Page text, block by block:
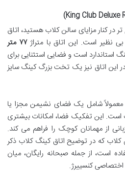
در کنار مزایای سالن کلاب هستید، اتاق
نظیر است. این اتاق با متراژ
۷۷ متر
استاندارد است و فضایی استثنایی برای
این اتاق نیز یک تخت بزرگ کینگ سایز
معمولاً شامل یک فضای نشیمن مجزا یا
است. این تفکیک فضا، امکانات بیشتری
از مهمانان کوچک را فراهم می کند.
کلاب که در توضیح اتاق کینگ کلاب ذکر
است، از جمله صبحانه رایگان، میان
کنسییرژ.